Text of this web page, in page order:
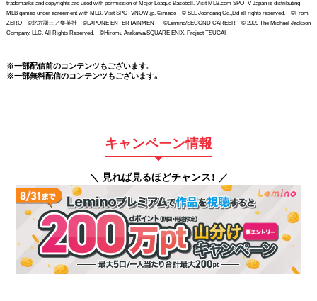
trademarks and copyrights are used with permission of Major League Baseball. Visit MLB.com SPOTV Japan is distributing
MLB games under agreement with MLB. Visit SPOTVNOW.jp. ©imago © SLL Joongang Co.,Ltd all rights reserved. ©From
ZERO ©北方謙三／集英社 ©LAPONE ENTERTAINMENT ©Lemino/SECOND CAREER © 2009 The Michael Jackson
Company, LLC. All Rights Reserved. ©Hiromu Arakawa/SQUARE ENIX, Project TSUGAI
※一部配信前のコンテンツもございます。
※一部無料配信のコンテンツもございます。
キャンペーン情報
＼ 見れば見るほどチャンス！ ／